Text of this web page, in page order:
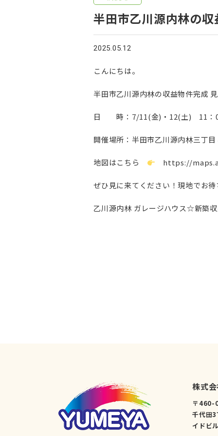
半田市乙川源内林の
2025.05.12
こんにちは。
半田市乙川源内林の収益物件完成
日 時：7/11(金)・12(土) 11：
開催場所：半田市乙川源内林三丁
地図はこちら https://
ぜひ見に来てください！現地でお
乙川源内林 ガレージハウス☆新築
株式
〒460-
千代田
イドビ